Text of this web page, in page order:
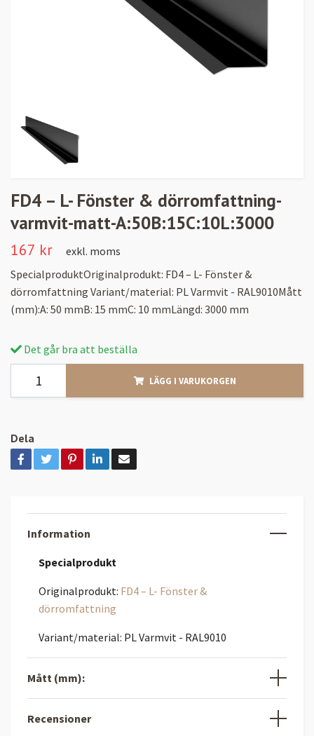
FD4 – L- Fönster & dörromfattning-
varmvit-matt-A:50B:15C:10L:3000
167 kr
exkl. moms
SpecialproduktOriginalprodukt: FD4 – L- Fönster &
dörromfattning Variant/material: PL Varmvit - RAL9010Mått
(mm):A: 50 mmB: 15 mmC: 10 mmLängd: 3000 mm
Det går bra att beställa
LÄGG I VARUKORGEN
Dela
Information
Specialprodukt
Originalprodukt: FD4 – L- Fönster &
dörromfattning
Variant/material: PL Varmvit - RAL9010
Mått (mm):
Recensioner